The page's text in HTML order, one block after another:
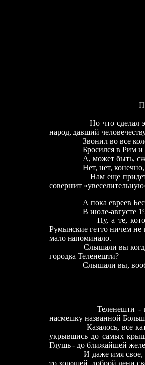
Но что сделал этот
народ, давший
Звонил во все
Бросился в Рим и
А, может быть, сжег
Нет, нет, конечно,
Нам еще придется к
совершит
А пока евреев
В июле-августе 1941-
Ну, а те, которым
Румынские гетто ничем не
мало напоминало.
Слышали вы когда-
городка Теленешти?
Слышали вы, вообще,
Теленешти -
насмешку названной
Казалось, все
укрывшись до самых
Глушь - до ближайшей
И даже имя свое, «Те-
то хорошей, доброй лени